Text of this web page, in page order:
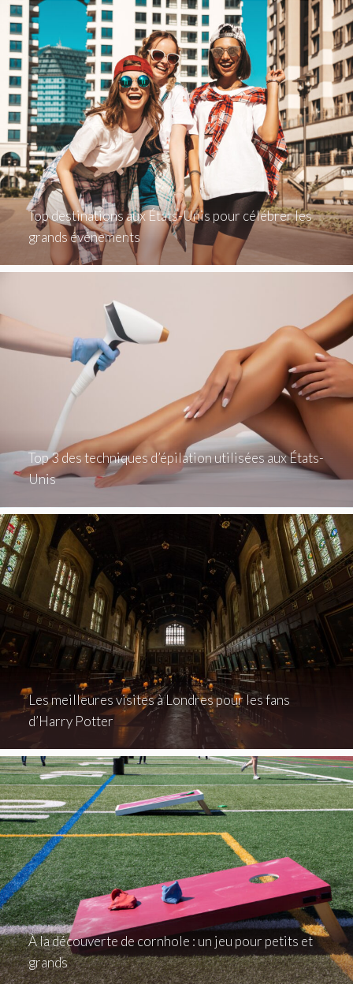
Top destinations aux États-Unis pour célébrer les
grands événements
Top 3 des techniques d’épilation utilisées aux États-
Unis
Les meilleures visites à Londres pour les fans
d’Harry Potter
À la découverte de cornhole : un jeu pour petits et
grands